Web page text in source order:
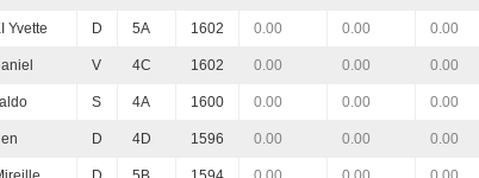
Yvette D 5A 1602 0.00 0.00 0.00
V 4C 1602 0.00 0.00 0.00
S 4A 1600 0.00 0.00 0.00
D 4D 1596 0.00 0.00 0.00